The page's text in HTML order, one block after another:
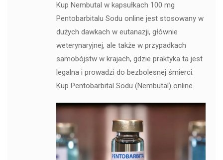
Kup Nembutal w kapsułkach 100 mg
Pentobarbitalu Sodu online jest stosowany w
dużych dawkach w eutanazji, głównie
weterynaryjnej, ale także w przypadkach
samobójstw w krajach, gdzie praktyka ta jest
legalna i prowadzi do bezbolesnej śmierci.
Kup Pentobarbital Sodu (Nembutal) online